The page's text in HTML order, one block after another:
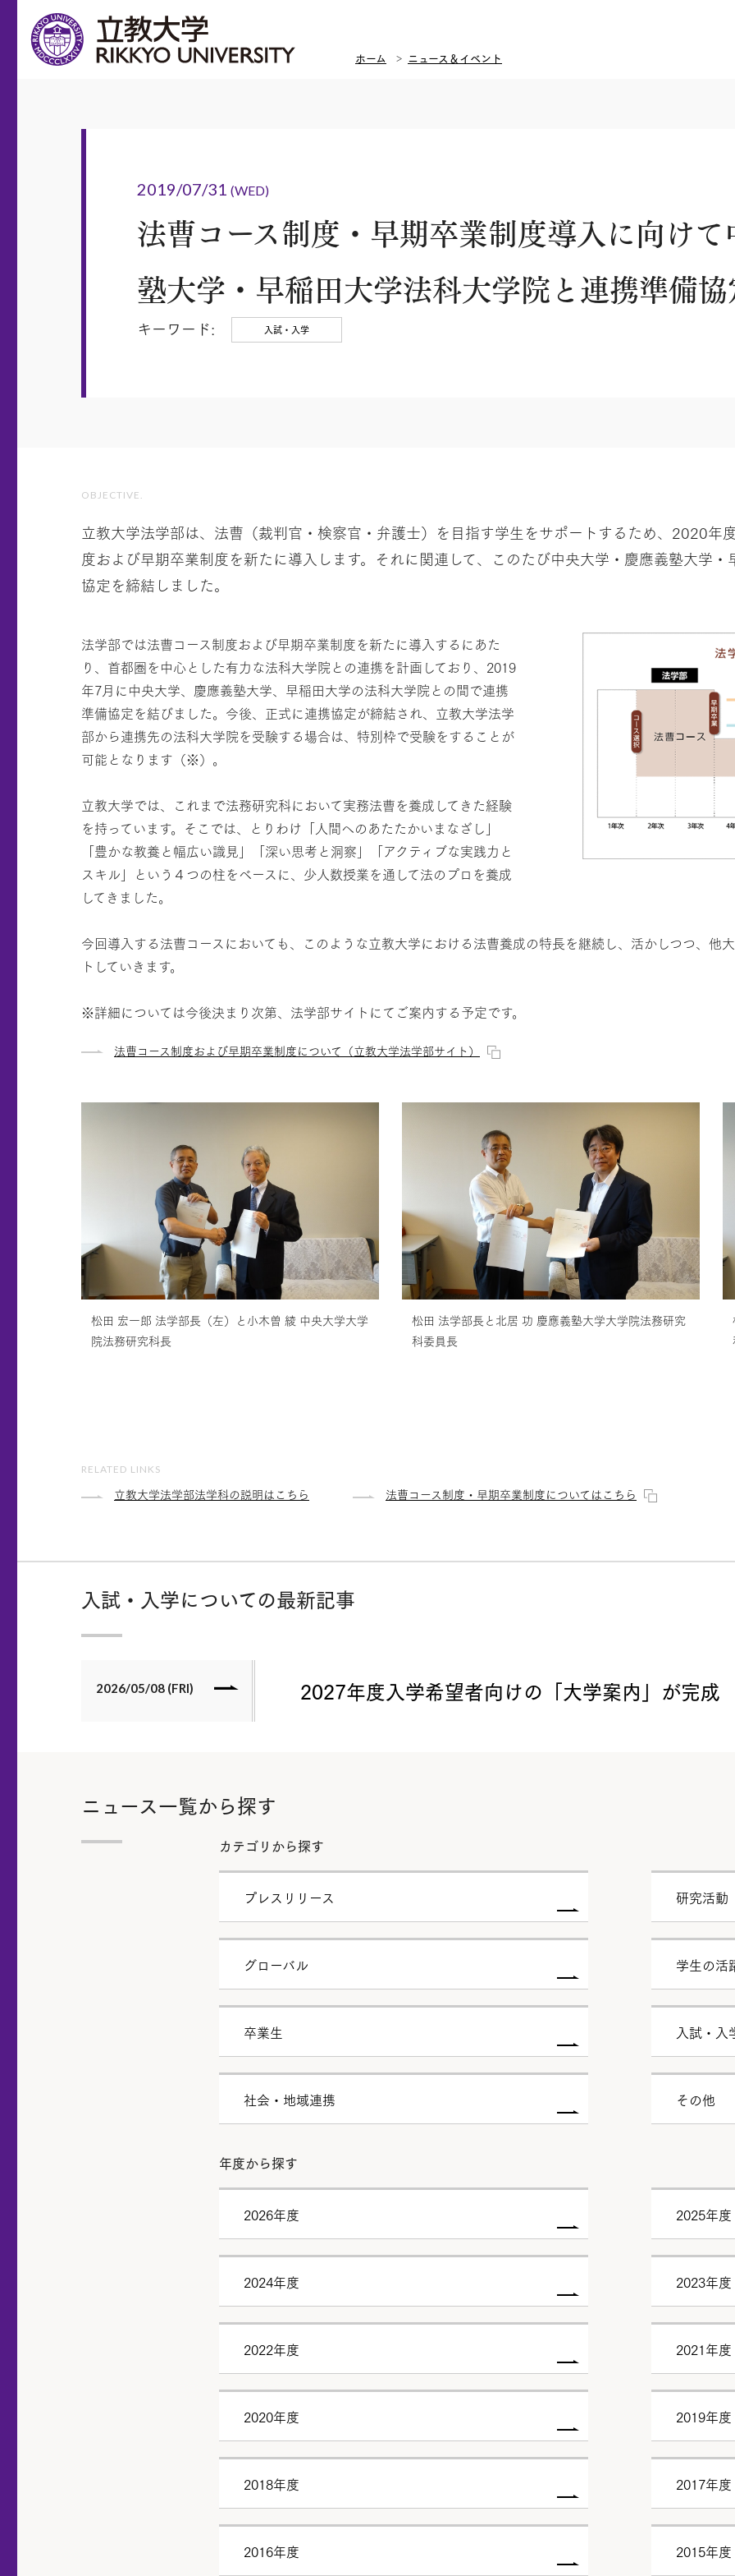
ホーム ニュース＆イベント
2019/07/31 (WED)
法曹コース制度・早期卒業制度導入に向け
塾大学・早稲田大学法科大学院と連携準備
キーワード: 入試・入学
OBJECTIVE.
立教大学法学部は、法曹（裁判官・検察官・弁護士）を目指す学生をサポートするため、2020年
度および早期卒業制度を新たに導入します。それに関連して、このたび中央大学・慶應義塾大学
協定を締結しました。
法学部では法曹コース制度および早期卒業制度を新たに導入するにあた
り、首都圏を中心とした有力な法科大学院との連携を計画しており、2019
年7月に中央大学、慶應義塾大学、早稲田大学の法科大学院との間で連携
準備協定を結びました。今後、正式に連携協定が締結され、立教大学法学
部から連携先の法科大学院を受験する場合は、特別枠で受験をすることが
可能となります（※）。
立教大学では、これまで法務研究科において実務法曹を養成してきた経験
を持っています。そこでは、とりわけ「人間へのあたたかいまなざし」
「豊かな教養と幅広い識見」「深い思考と洞察」「アクティブな実践力と
スキル」という４つの柱をベースに、少人数授業を通して法のプロを養成
してきました。
今回導入する法曹コースにおいても、このような立教大学における法曹養成の特長を継続し、活かしつつ、他
トしていきます。
※詳細については今後決まり次第、法学部サイトにてご案内する予定です。
法曹コース制度および早期卒業制度について（立教大学法学部サイト）
松田 宏一郎 法学部長（左）と小木曽 綾 中央大学大学
院法務研究科長
松田 法学部長と北居 功 慶應義塾大学大学院法務研究
科委員長
RELATED LINKS
立教大学法学部法学科の説明はこちら 法曹コース制度・早期卒業制度についてはこちら
入試・入学についての最新記事
2026/05/08 (FRI) 2027年度入学希望者向けの「大学案内」が完成
ニュース一覧から探す
カテゴリから探す
プレスリリース 研究活動
グローバル 学生の活
卒業生 入試・入
社会・地域連携 その他
年度から探す
2026年度 2025年度
2024年度 2023年度
2022年度 2021年度
2020年度 2019年度
2018年度 2017年度
2016年度 2015年度